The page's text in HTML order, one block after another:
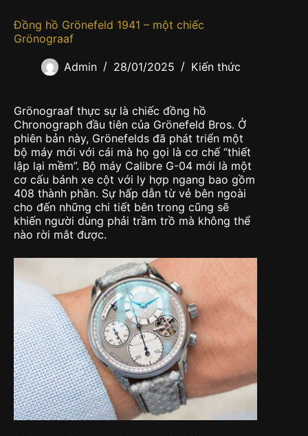
Đồng hồ Grönefeld 1941 – một chiếc
Grönograaf
Admin 28/01/2025 Kiến thức
Grönograaf thực sự là chiếc đồng hồ
Chronograph đầu tiên của Grönefeld Bros. Ở
phiên bản này, Grönefelds đã phát triển một
bộ máy mới với cái mà họ gọi là cơ chế “thiết
lập lại mềm”. Bộ máy Calibre G-04 mới là một
cơ cấu bánh xe cột với ly hợp ngang bao gồm
408 thành phần. Sự hấp dẫn từ vẻ bên ngoài
cho đến những chi tiết bên trong cũng sẽ
khiến người dùng phải trầm trồ mà không thể
nào rời mắt được.